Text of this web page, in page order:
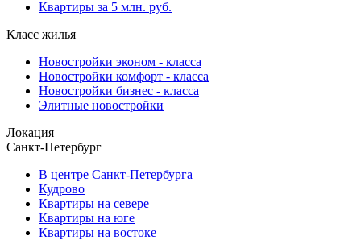
Квартиры за 5 млн. руб.
Класс жилья
Новостройки эконом - класса
Новостройки комфорт - класса
Новостройки бизнес - класса
Элитные новостройки
Локация
Санкт-Петербург
В центре Санкт-Петербурга
Кудрово
Квартиры на севере
Квартиры на юге
Квартиры на востоке